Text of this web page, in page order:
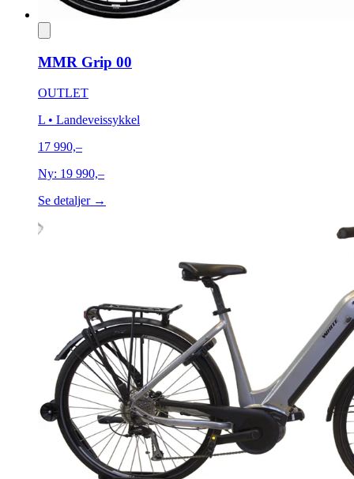
MMR Grip 00
OUTLET
L • Landeveissykkel
17 990,–
Ny: 19 990,–
Se detaljer →